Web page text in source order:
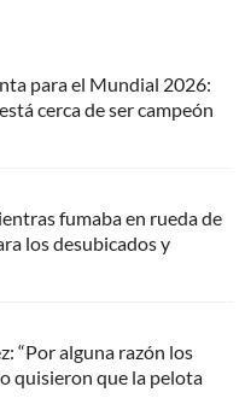
para el Mundial 2026:
cerca de ser campeón
fumaba en rueda de
los desubicados y
“Por alguna razón los
quisieron que la pelota